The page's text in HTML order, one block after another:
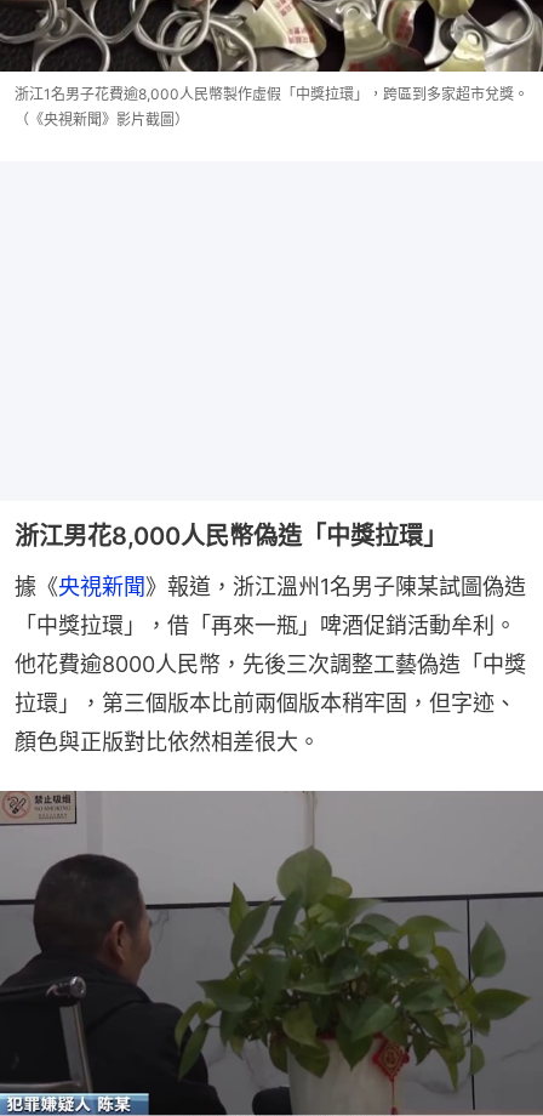
浙江1名男子花費逾8,000人民幣製作虛假「中獎拉環」，跨區到多家超市兌獎。
（《央視新聞》影片截圖）
浙江男花8,000人民幣偽造「中獎拉環」
據《央視新聞》報道，浙江溫州1名男子陳某試圖偽造
「中獎拉環」，借「再來一瓶」啤酒促銷活動牟利。
他花費逾8000人民幣，先後三次調整工藝偽造「中獎
拉環」，第三個版本比前兩個版本稍牢固，但字迹、
顏色與正版對比依然相差很大。